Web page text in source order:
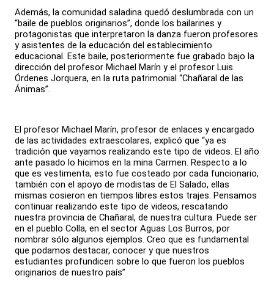
Además, la comunidad saladina quedó deslumbrada con un
“baile de pueblos originarios”, donde los bailarines y
protagonistas que interpretaron la danza fueron profesores
y asistentes de la educación del establecimiento
educacional. Este baile, posteriormente fue grabado bajo la
dirección del profesor Michael Marín y el profesor Luis
Órdenes Jorquera, en la ruta patrimonial “Chañaral de las
Ánimas”.
El profesor Michael Marín, profesor de enlaces y encargado
de las actividades extraescolares, explicó que “ya es
tradición que vayamos realizando este tipo de videos. El año
ante pasado lo hicimos en la mina Carmen. Respecto a lo
que es vestimenta, esto fue costeado por cada funcionario,
también con el apoyo de modistas de El Salado, ellas
mismas cosieron en tiempos libres estos trajes. Pensamos
continuar realizando este tipo de videos, rescatando
nuestra provincia de Chañaral, de nuestra cultura. Puede ser
en el pueblo Colla, en el sector Aguas Los Burros, por
nombrar sólo algunos ejemplos. Creo que es fundamental
que podamos destacar, conocer y que nuestros
estudiantes profundicen sobre lo que fueron los pueblos
originarios de nuestro país”